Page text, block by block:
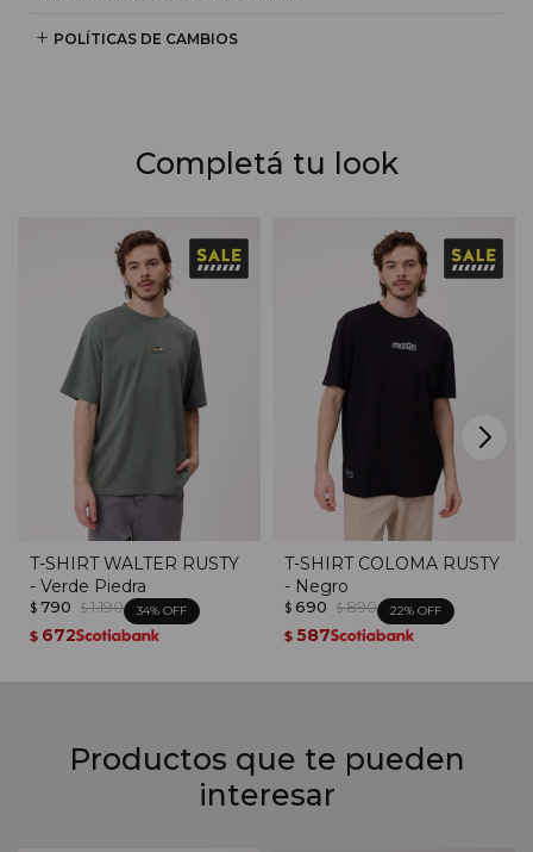
POLÍTICAS DE CAMBIOS
Completá tu look
T-SHIRT WALTER RUSTY
- Verde Piedra
$ 790 $ 1.190 34
$ 672
T-SHIRT COLOMA RUSTY
- Negro
$ 690 $ 890 22
$ 587
Productos que te pueden
interesar